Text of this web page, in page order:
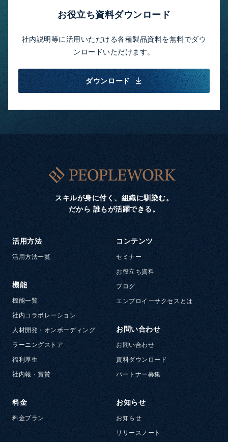
お役立ち資料ダウンロード
社内説明等に活用いただける各種製品資料を無料でダウ
ンロードいただけます。
ダウンロード
スキルが身に付く、組織に馴染む。
だから 誰もが活躍できる。
活用方法
活用方法一覧
機能
機能一覧
社内コラボレーション
人材開発・オンボーディング
ラーニングストア
福利厚生
社内報・賞賛
料金
料金プラン
コンテンツ
セミナー
お役立ち資料
ブログ
エンプロイーサクセスとは
お問い合わせ
お問い合わせ
資料ダウンロード
パートナー募集
お知らせ
お知らせ
リリースノート